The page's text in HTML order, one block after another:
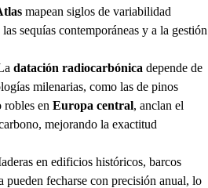
mapean siglos de variabilidad
sequías contemporáneas y a la gestión
datación radiocarbónica depende de
milenarias, como las de pinos
robles en Europa central, anclan el
mejorando la exactitud
en edificios históricos, barcos
pueden fecharse con precisión anual, lo